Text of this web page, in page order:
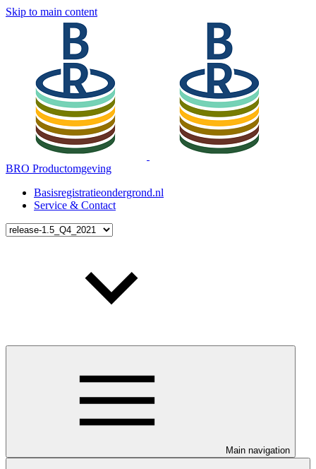
Skip to main content
BRO Productomgeving
Basisregistratieondergrond.nl
Service & Contact
Main navigation